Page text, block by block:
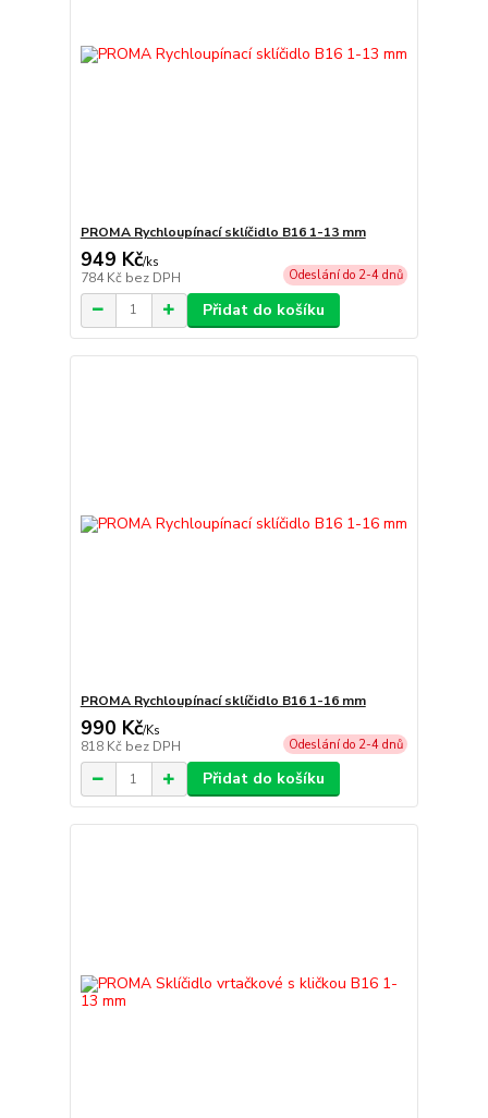
PROMA Rychloupínací sklíčidlo B16 1-13 mm
949 Kč/ks
784 Kč bez DPH Odeslání do 2-4 dnů
Přidat do košíku
PROMA Rychloupínací sklíčidlo B16 1-16 mm
990 Kč/Ks
818 Kč bez DPH Odeslání do 2-4 dnů
Přidat do košíku